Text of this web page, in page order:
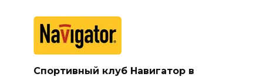
Спортивный клуб Навигатор в